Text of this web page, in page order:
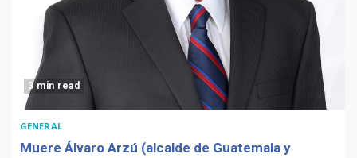
3 min read
GENERAL
Muere Álvaro Arzú (alcalde de Guatemala y